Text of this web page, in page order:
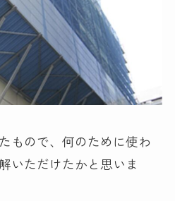
もので、何のために使わ
いただけたかと思いま